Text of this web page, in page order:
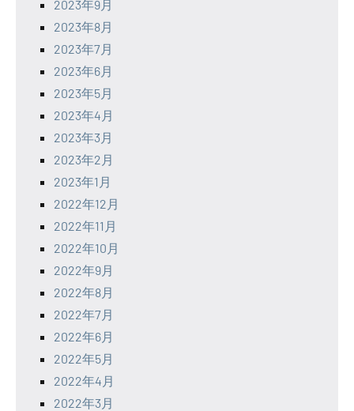
2023年9月
2023年8月
2023年7月
2023年6月
2023年5月
2023年4月
2023年3月
2023年2月
2023年1月
2022年12月
2022年11月
2022年10月
2022年9月
2022年8月
2022年7月
2022年6月
2022年5月
2022年4月
2022年3月